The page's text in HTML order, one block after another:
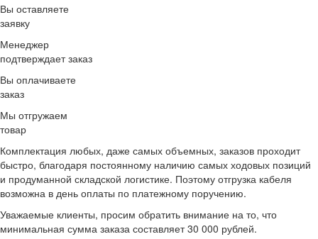
Вы оставляете
заявку
Менеджер
подтверждает заказ
Вы оплачиваете
заказ
Мы отгружаем
товар
Комплектация любых, даже самых объемных, заказов проходит
быстро, благодаря постоянному наличию самых ходовых позиций
и продуманной складской логистике. Поэтому отгрузка кабеля
возможна в день оплаты по платежному поручению.
Уважаемые клиенты, просим обратить внимание на то, что
минимальная сумма заказа составляет 30 000 рублей.